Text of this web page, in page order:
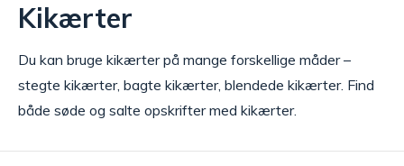
Kikærter
Du kan bruge kikærter på mange forskellige måder –
stegte kikærter, bagte kikærter, blendede kikærter. Find
både søde og salte opskrifter med kikærter.